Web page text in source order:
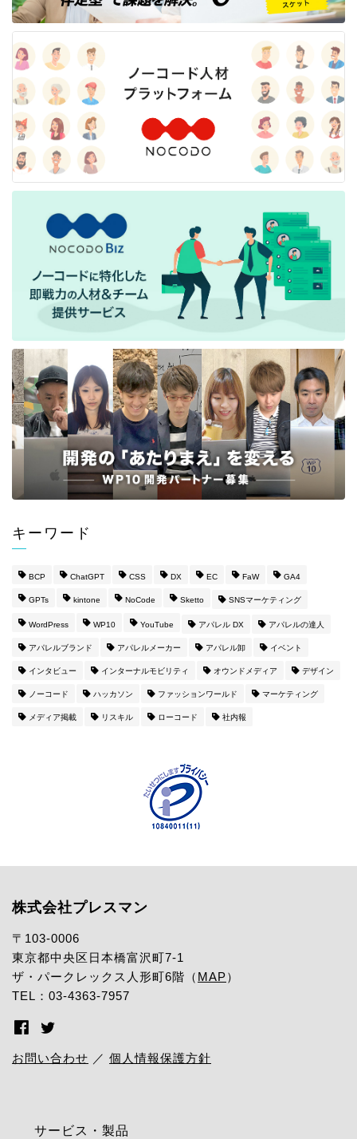
キーワード
BCP ChatGPT CSS DX EC FaW GA4
GPTs kintone NoCode Sketto SNSマーケティング
WordPress WP10 YouTube アパレル DX アパレルの達人
アパレルブランド アパレルメーカー アパレル卸 イベント
インタビュー インターナルモビリティ オウンドメディア デザイン
ノーコード ハッカソン ファッションワールド マーケティング
メディア掲載 リスキル ローコード 社内報
株式会社プレスマン
〒103-0006
東京都中央区日本橋富沢町7-1
ザ・パークレックス人形町6階（ MAP）
TEL：03-4363-7957
お問い合わせ ／ 個人情報保護方針
サービス・製品